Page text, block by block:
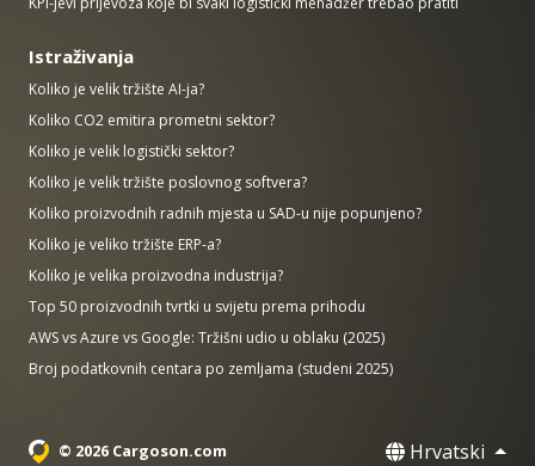
Istraživanja
Koliko je velik tržište AI-ja?
Koliko CO2 emitira prometni sektor?
Koliko je velik logistički sektor?
Koliko je velik tržište poslovnog softvera?
Koliko proizvodnih radnih mjesta u SAD-u nije popunjeno?
Koliko je veliko tržište ERP-a?
Koliko je velika proizvodna industrija?
Top 50 proizvodnih tvrtki u svijetu prema prihodu
AWS vs Azure vs Google: Tržišni udio u oblaku (2025)
Broj podatkovnih centara po zemljama (studeni 2025)
© 2026 Cargoson.com Hrvatski